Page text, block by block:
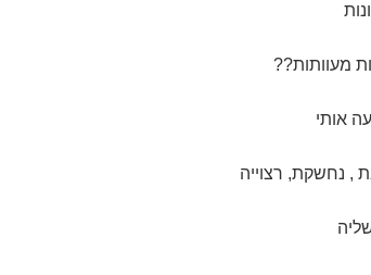
מעוותות??
אותי
, נחשקת, רצוייה